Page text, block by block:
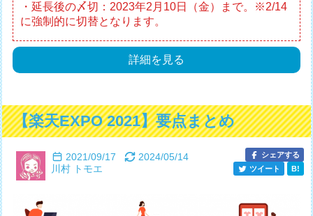
・延長後の〆切：2023年2月10日（金）まで。※2/14
に強制的に切替となります。
詳細を見る
【楽天EXPO 2021】要点まとめ
2021/09/17
2024/05/14
川村 トモエ
シェアする
ツイート
B!